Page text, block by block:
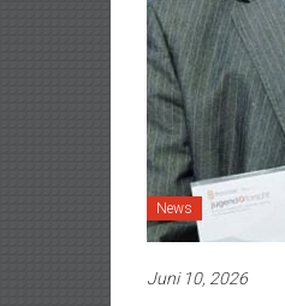
News
Juni 10, 2026